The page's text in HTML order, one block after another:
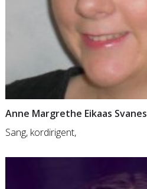
Anne Margrethe Eikaas Svanes
Sang, kordirigent,